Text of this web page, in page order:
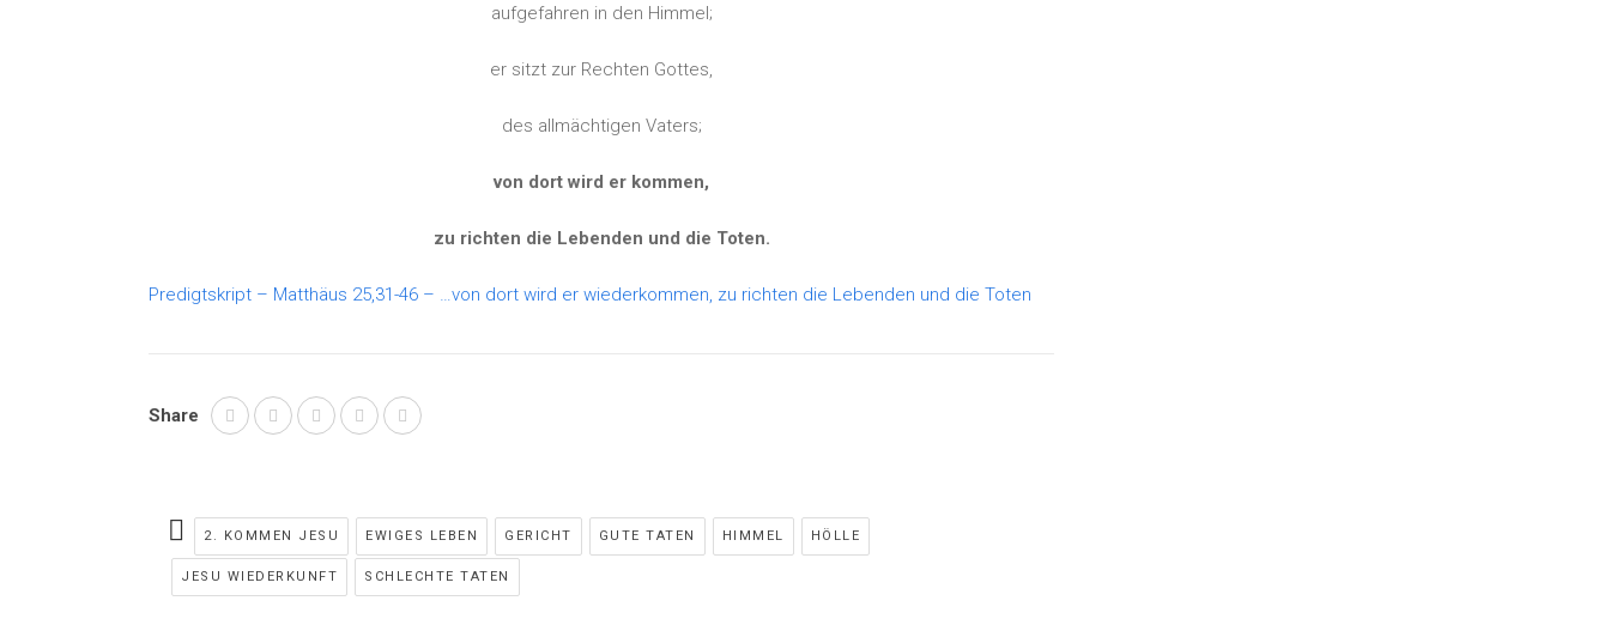
aufgefahren in den Himmel;
er sitzt zur Rechten Gottes,
des allmächtigen Vaters;
von dort wird er kommen,
zu richten die Lebenden und die Toten.
Predigtskript – Matthäus 25,31-46 – …von dort wird er wiederkommen, zu richten die Lebenden und die Toten
Share
2. KOMMEN JESU EWIGES LEBEN GERICHT GUTE TATEN HIMMEL HÖLLE
JESU WIEDERKUNFT SCHLECHTE TATEN